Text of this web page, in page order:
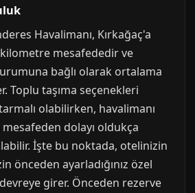
Havalimanı, Kırkağaç'a
kilometre mesafededir ve
bağlı olarak ortalama
Toplu taşıma seçenekleri
olabilirken, havalimanı
dolayı oldukça
İşte bu noktada, otelinizin
önceden ayarladığınız özel
girer. Önceden rezerve